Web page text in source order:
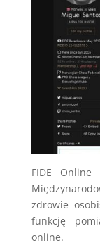
FIDE
zdrowie
funkcję
online.